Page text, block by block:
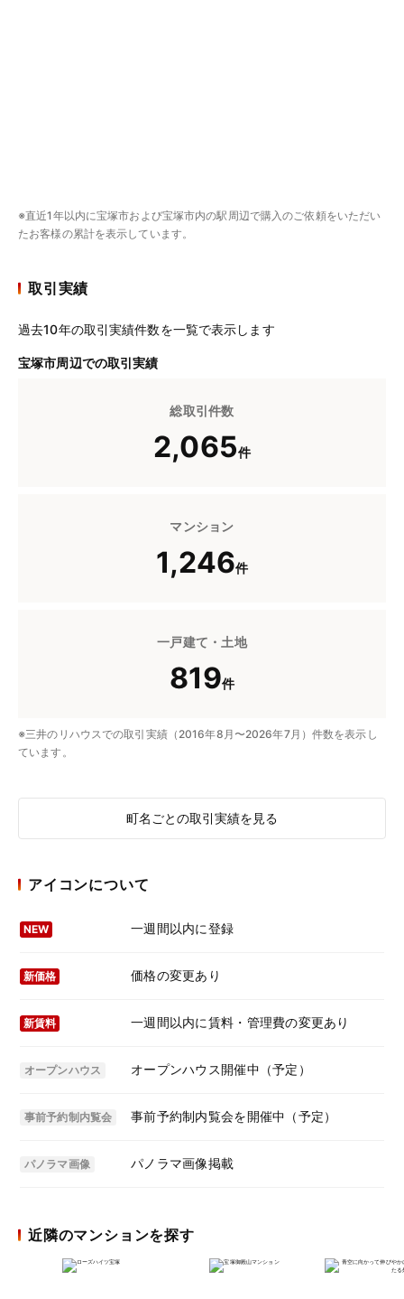
※直近1年以内に宝塚市および宝塚市内の駅周辺で購入のご依頼をいただい
たお客様の累計を表示しています。
取引実績
過去10年の取引実績件数を一覧で表示します
宝塚市周辺での取引実績
総取引件数
2,065件
マンション
1,246件
一戸建て・土地
819件
※三井のリハウスでの取引実績（2016年8月〜2026年7月）件数を表示し
ています。
町名ごとの取引実績を見る
アイコンについて
NEW 一週間以内に登録
新価格 価格の変更あり
新賃料 一週間以内に賃料・管理費の変更あり
オープンハウス オープンハウス開催中（予定）
事前予約制内覧会 事前予約制内覧会を開催中（予定）
パノラマ画像 パノラマ画像掲載
近隣のマンションを探す